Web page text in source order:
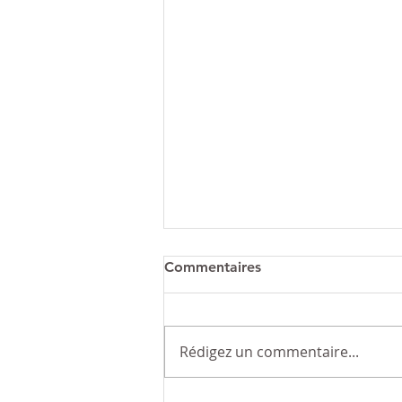
La coprophagie
Commentaires
Rédigez un commentaire...